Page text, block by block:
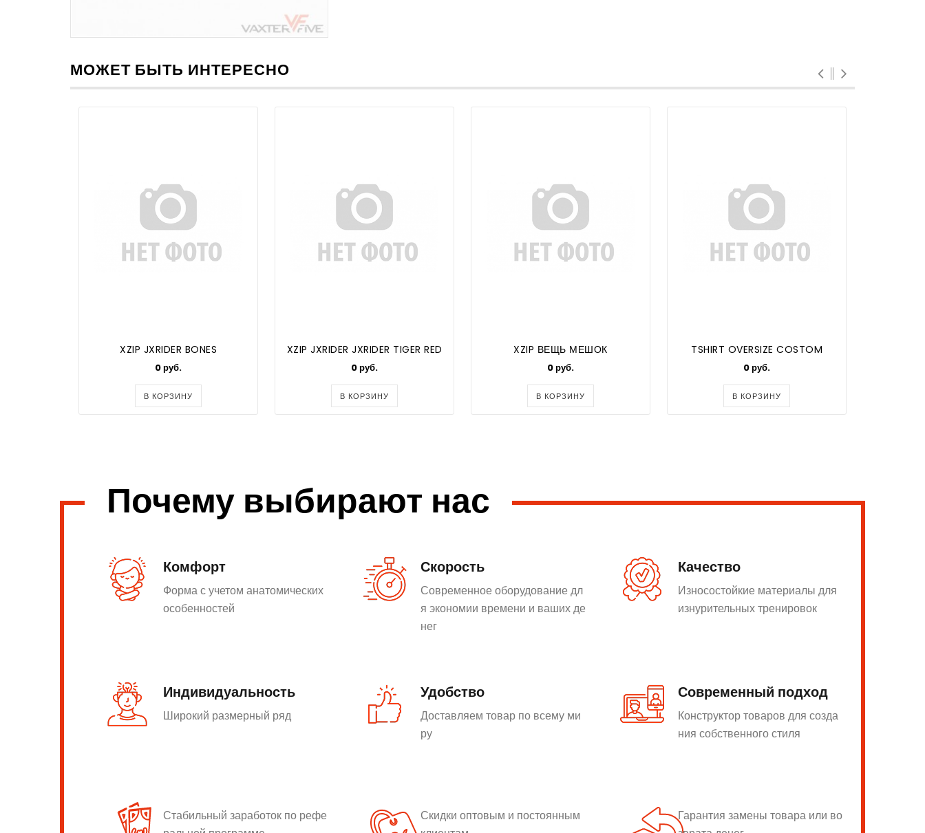
МОЖЕТ БЫТЬ ИНТЕРЕСНО
XZIP JXRIDER BONES
0 руб.
В КОРЗИНУ
XZIP JXRIDER JXRIDER TIGER RED
0 руб.
В КОРЗИНУ
XZIP ВЕЩЬ МЕШОК
0 руб.
В КОРЗИНУ
TSHIRT OVERSIZE COSTOM
0 руб.
В КОРЗИНУ
Почему выбирают нас
Комфорт
Форма с учетом анатомических
особенностей
Скорость
Современное оборудование дл
я экономии времени и ваших де
нег
Качество
Износостойкие материалы для
изнурительных тренировок
Индивидуальность
Широкий размерный ряд
Удобство
Доставляем товар по всему ми
ру
Современный подход
Конструктор товаров для созда
ния собственного стиля
Стабильный заработок по рефе
Скидки оптовым и постоянным
Гарантия замены товара или во